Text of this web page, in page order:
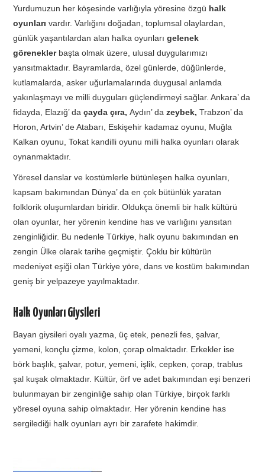
REHBERLIK
Yurdumuzun her köşesinde varlığıyla yöresine özgü halk
oyunlarıvardır. Varlığını doğadan, toplumsal olaylardan,
günlük yaşantılardan alan halka oyunlarıgelenek
görenekler başta olmak üzere, ulusal duygularımızı
yansıtmaktadır. Bayramlarda, özel günlerde, düğünlerde,
kutlamalarda, asker uğurlamalarında duygusal anlamda
yakınlaşmayı ve milli duyguları güçlendirmeyi sağlar. Ankara’ da
fidayda, Elazığ’ daçayda çıra,Aydın’ dazeybek,Trabzon’ da
Horon, Artvin’ de Atabarı, Eskişehir kadamaz oyunu, Muğla
Kalkan oyunu, Tokat kandilli oyunu milli halka oyunları olarak
oynanmaktadır.
Yöresel danslar ve kostümlerle bütünleşen halka oyunları,
kapsam bakımından Dünya’ da en çok bütünlük yaratan
folklorik oluşumlardan biridir. Oldukça önemli bir halk kültürü
olan oyunlar, her yörenin kendine has ve varlığını yansıtan
zenginliğidir. Bu nedenle Türkiye, halk oyunu bakımından en
zengin Ülke olarak tarihe geçmiştir. Çoklu bir kültürün
medeniyet eşiği olan Türkiye yöre, dans ve kostüm bakımından
geniş bir yelpazeye yayılmaktadır.
Halk Oyunları Giysileri
Bayan giysileri oyalı yazma, üç etek, penezli fes, şalvar,
yemeni, konçlu çizme, kolon, çorap olmaktadır. Erkekler ise
börk başlık, şalvar, potur, yemeni, işlik, cepken, çorap, trablus
şal kuşak olmaktadır. Kültür, örf ve adet bakımından eşi benzeri
bulunmayan bir zenginliğe sahip olan Türkiye, birçok farklı
yöresel oyuna sahip olmaktadır. Her yörenin kendine has
sergilediği halk oyunları ayrı bir zarafete hakimdir.